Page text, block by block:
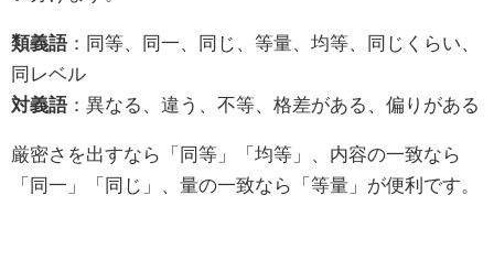
類義語：同等、同一、同じ、等量、均等、同じくらい、
同レベル
対義語：異なる、違う、不等、格差がある、偏りがある
厳密さを出すなら「同等」「均等」、内容の一致なら
「同一」「同じ」、量の一致なら「等量」が便利です。